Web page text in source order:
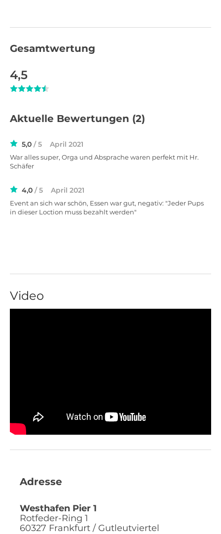
Gesamtwertung
4,5
Aktuelle Bewertungen (2)
5,0 / 5 April 2021
War alles super, Orga und Absprache waren perfekt mit Hr.
Schäfer
4,0 / 5 April 2021
Event an sich war schön, Essen war gut, negativ: "Jeder Pups
in dieser Loction muss bezahlt werden"
Video
Adresse
Westhafen Pier 1
Rotfeder-Ring 1
60327 Frankfurt / Gutleutviertel